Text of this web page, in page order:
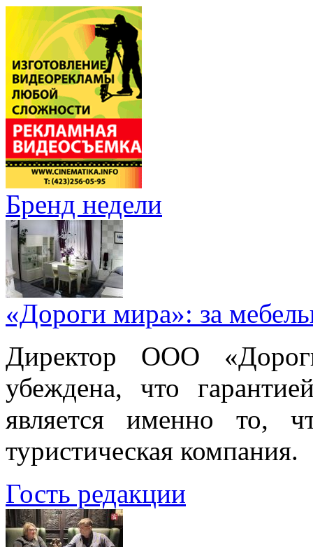
Бренд недели
«Дороги мира»: за
Директор ООО
убеждена, что
является именно то,
туристическая компания.
Гость редакции